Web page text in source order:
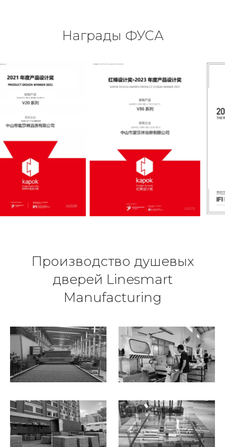
Награды ФУСА
Производство душевых
дверей Linesmart
Manufacturing